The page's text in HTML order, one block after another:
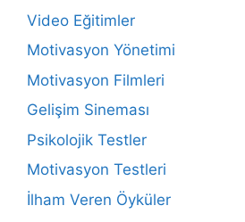
Video Eğitimler
Motivasyon Yönetimi
Motivasyon Filmleri
Gelişim Sineması
Psikolojik Testler
Motivasyon Testleri
İlham Veren Öyküler